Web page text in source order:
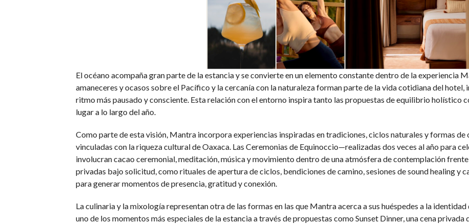
El océano acompaña gran parte de la estancia y se convierte en un elemento constante dentro de la experiencia
amaneceres y ocasos sobre el Pacífico y la cercanía con la naturaleza forman parte de la vida cotidiana del hotel,
ritmo más pausado y consciente. Esta relación con el entorno inspira tanto las propuestas de equilibrio holístico
lugar a lo largo del año.
Como parte de esta visión, Mantra incorpora experiencias inspiradas en tradiciones, ciclos naturales y formas
vinculadas con la riqueza cultural de Oaxaca. Las Ceremonias de Equinoccio—realizadas dos veces al año para
involucran cacao ceremonial, meditación, música y movimiento dentro de una atmósfera de contemplación frente
privadas bajo solicitud, como rituales de apertura de ciclos, bendiciones de camino, sesiones de sound healing y
para generar momentos de presencia, gratitud y conexión.
La culinaria y la mixología representan otra de las formas en las que Mantra acerca a sus huéspedes a la
uno de los momentos más especiales de la estancia a través de propuestas como Sunset Dinner, una cena